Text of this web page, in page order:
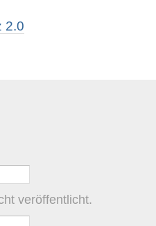
2.0
veröffentlicht.